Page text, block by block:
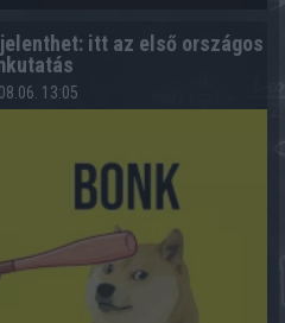
itt az első országos
13:05